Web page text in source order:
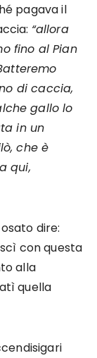
pagava il
“allora
fino al Pian
di caccia,
gallo lo
in un
che è
qui,
dire:
con questa
alla
quella